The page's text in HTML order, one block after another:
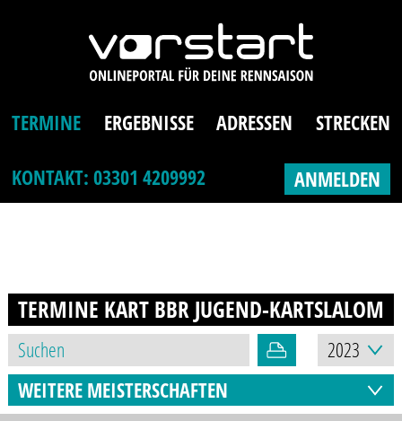
TERMINE ERGEBNISSE ADRESSEN
STRECKEN
KONTAKT: 03301 4209992
ANMELDEN
TERMINE KART BBR JUGEND-KARTSLALOM
WEITERE MEISTERSCHAFTEN